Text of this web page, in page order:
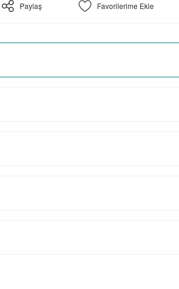
Paylaş